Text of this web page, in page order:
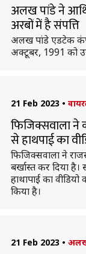
अलख पांडे ने
अरबों में है संपत्ति
अलख पांडे एडटेक
अक्टूबर, 1991 को
21 Feb 2023 •
फिजिक्सवाला ने
से हाथपाई का
फिजिक्सवाला ने
बर्खास्त कर दिया
हाथापाई का
किया है।
21 Feb 2023 •